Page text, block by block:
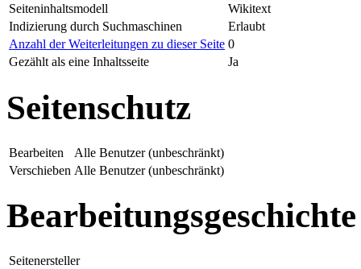
Seiteninhaltsmodell
Wikitext
Indizierung durch Suchmaschinen
Erlaubt
Anzahl der Weiterleitungen zu dieser Seite 0
Gezählt als eine Inhaltsseite
Ja
Seitenschutz
Bearbeiten
Alle Benutzer (unbeschränkt)
Verschieben Alle Benutzer (unbeschränkt)
Bearbeitungsgeschichte
Seitenersteller